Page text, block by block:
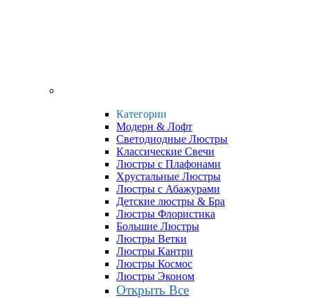
Категории
Модерн & Лофт
Светодиодные Люстры
Классические Свечи
Люстры с Плафонами
Хрустальные Люстры
Люстры с Абажурами
Детские люстры & Бра
Люстры Флористика
Большие Люстры
Люстры Ветки
Люстры Кантри
Люстры Космос
Люстры Эконом
Открыть Все